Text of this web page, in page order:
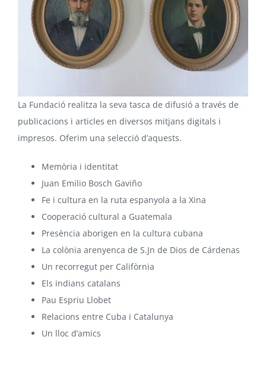
La Fundació realitza la seva tasca de difusió a través de
publicacions i articles en diversos mitjans digitals i
impresos. Oferim una selecció d’aquests.
Memòria i identitat
Juan Emilio Bosch Gaviño
Fe i cultura en la ruta espanyola a la Xina
Cooperació cultural a Guatemala
Presència aborigen en la cultura cubana
La colònia arenyenca de S.Jn de Dios de Cárdenas
Un recorregut per Califòrnia
Els indians catalans
Pau Espriu Llobet
Relacions entre Cuba i Catalunya
Un lloc d’amics